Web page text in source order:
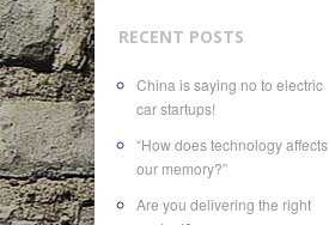
RECENT POSTS
China is saying no to electric
car startups!
“How does technology affects
our memory?”
Are you delivering the right